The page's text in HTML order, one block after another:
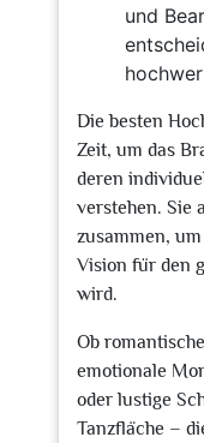
und
Die besten
Zeit, um das
deren
verstehen. Sie
zusammen,
Vision für den
wird.
Ob
emotionale
oder lustige
Tanzfläche –